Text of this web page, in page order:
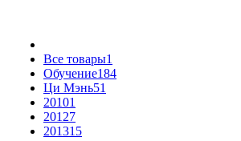
Все товары1
Обучение184
Ци Мэнь51
20101
20127
201315